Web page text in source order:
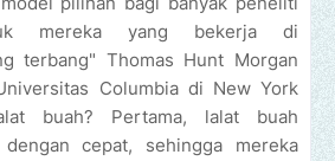
mereka yang bekerja di
terbang" Thomas Hunt Morgan
Columbia di New York
buah? Pertama, lalat buah
cepat, sehingga mereka